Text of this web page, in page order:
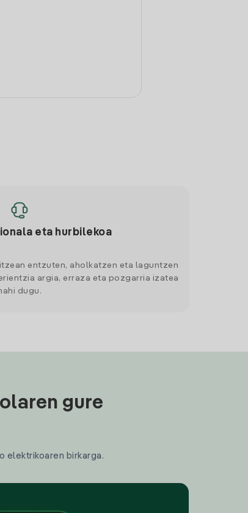
eta hurbilekoa
entzuten, aholkatzen eta laguntzen
argia, erraza eta pozgarria izatea
dugu.
gure
elektrikoaren birkarga.